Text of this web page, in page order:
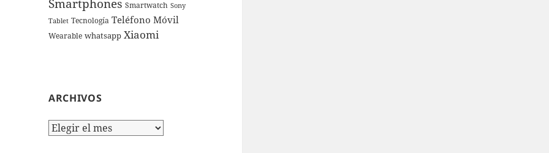
Smartphones Smartwatch Sony
Tablet Tecnología Teléfono Móvil
Wearable whatsapp Xiaomi
ARCHIVOS
Archivos